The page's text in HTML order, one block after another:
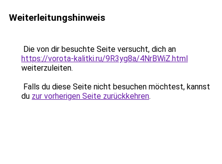
Weiterleitungshinweis
Die von dir besuchte Seite versucht, dich an
https://vorota-kalitki.ru/9R3yg8a/4NrBWiZ.html
weiterzuleiten.
Falls du diese Seite nicht besuchen möchtest, kannst
du zur vorherigen Seite zurückkehren.